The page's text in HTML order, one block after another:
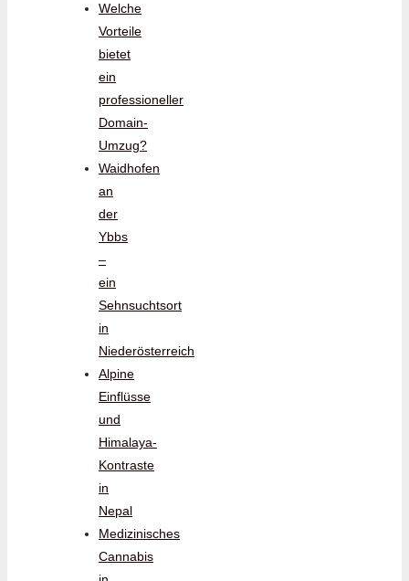
Welche
Vorteile
bietet
ein
professioneller
Domain-
Umzug?
Waidhofen
an
der
Ybbs
–
ein
Sehnsuchtsort
in
Niederösterreich
Alpine
Einflüsse
und
Himalaya-
Kontraste
in
Nepal
Medizinisches
Cannabis